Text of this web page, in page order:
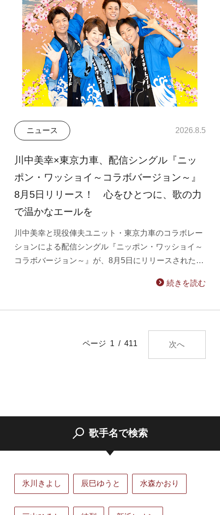
ニュース 2026.8.5
川中美幸×東京力車、配信シングル『ニッ
ポン・ワッショイ～コラボバージョン～』
8月5日リリース！ 心をひとつに、歌の力
で温かなエールを
川中美幸と現役俥夫ユニット・東京力車のコラボレー
ションによる配信シングル『ニッポン・ワッショイ～
コラボバージョン～』が、8月5日にリリースされた…
続きを読む
ページ 1 / 411 次へ
歌手名で検索
氷川きよし 辰巳ゆうと 水森かおり